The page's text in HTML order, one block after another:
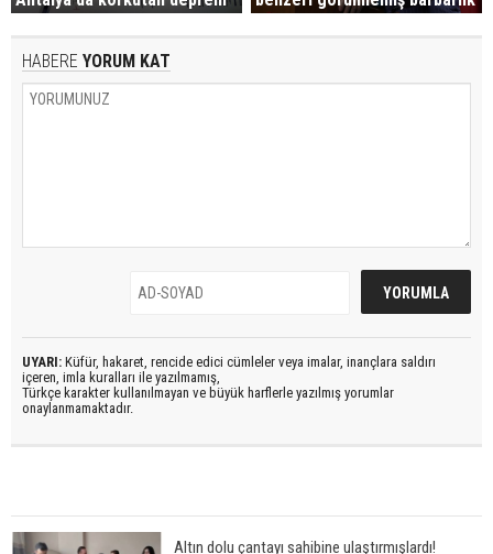
HABERE YORUM KAT
UYARI: Küfür, hakaret, rencide edici cümleler veya imalar, inançlara saldırı
içeren, imla kuralları ile yazılmamış,
Türkçe karakter kullanılmayan ve büyük harflerle yazılmış yorumlar
onaylanmamaktadır.
Altın dolu çantayı sahibine ulaştırmışlardı!